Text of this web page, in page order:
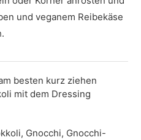
und veganem Reibekäse
besten kurz ziehen
mit dem Dressing
Gnocchi, Gnocchi-